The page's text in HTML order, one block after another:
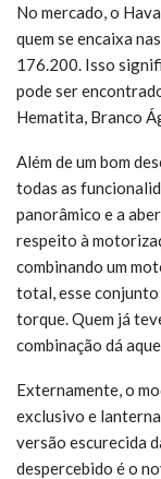
No mercado, o
quem se encaixa
176.200. Isso
pode ser
Hematita, Branco
Além de um bom
todas as
panorâmico e a
respeito à
combinando um
total, esse
torque. Quem já
combinação dá
Externamente, o
exclusivo e
versão escurecida
despercebido é o